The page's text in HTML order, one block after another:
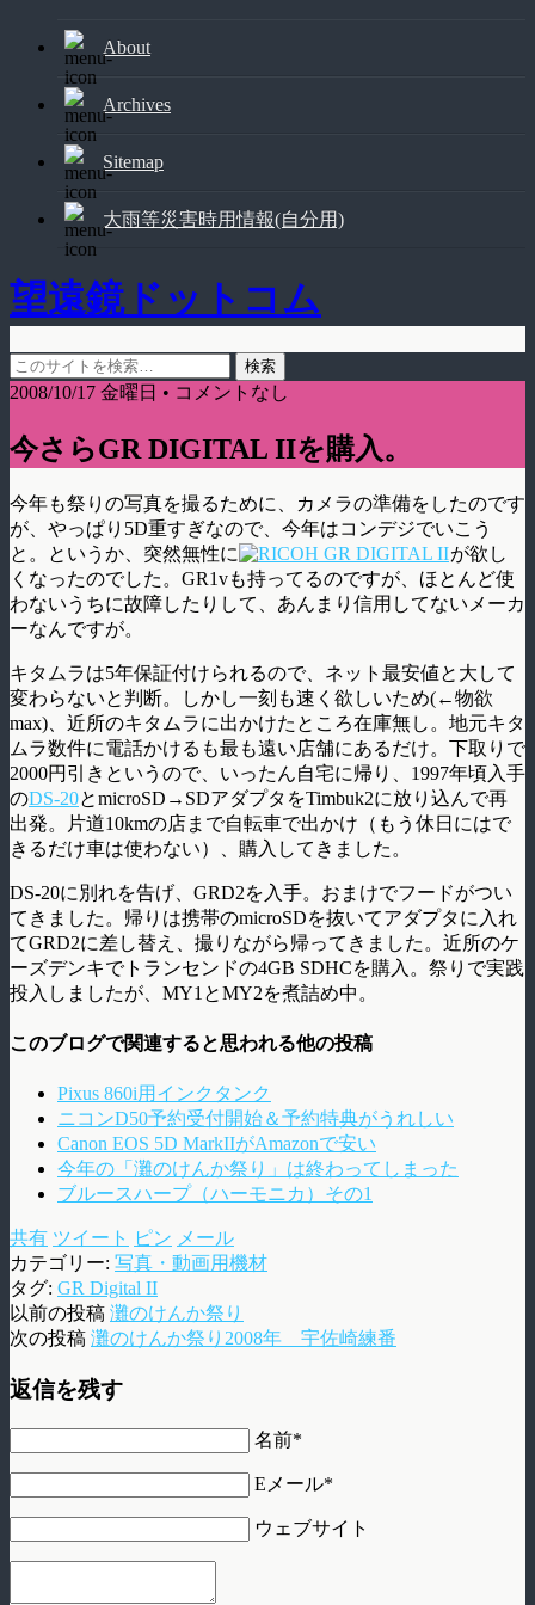
About
Archives
Sitemap
大雨等災害時用情報(自分用)
望遠鏡ドットコム
2008/10/17 金曜日 • コメントなし
今さらGR DIGITAL IIを購入。
今年も祭りの写真を撮るために、カメラの準備をしたのです
が、やっぱり5D重すぎなので、今年はコンデジでいこう
と。というか、突然無性に
が欲し
くなったのでした。GR1vも持ってるのですが、ほとんど使
わないうちに故障したりして、あんまり信用してないメーカ
ーなんですが。
キタムラは5年保証付けられるので、ネット最安値と大して
変わらないと判断。しかし一刻も速く欲しいため(←物欲
max)、近所のキタムラに出かけたところ在庫無し。地元キタ
ムラ数件に電話かけるも最も遠い店舗にあるだけ。下取りで
2000円引きというので、いったん自宅に帰り、1997年頃入手
のDS-20とmicroSD→SDアダプタをTimbuk2に放り込んで再
出発。片道10kmの店まで自転車で出かけ（もう休日にはで
きるだけ車は使わない）、購入してきました。
DS-20に別れを告げ、GRD2を入手。おまけでフードがつい
てきました。帰りは携帯のmicroSDを抜いてアダプタに入れ
てGRD2に差し替え、撮りながら帰ってきました。近所のケ
ーズデンキでトランセンドの4GB SDHCを購入。祭りで実践
投入しましたが、MY1とMY2を煮詰め中。
このブログで関連すると思われる他の投稿
Pixus 860i用インクタンク
ニコンD50予約受付開始＆予約特典がうれしい
Canon EOS 5D MarkIIがAmazonで安い
今年の「灘のけんか祭り」は終わってしまった
ブルースハープ（ハーモニカ）その1
共有 ツイート ピン メール
カテゴリー: 写真・動画用機材
タグ: GR Digital II
以前の投稿 灘のけんか祭り
次の投稿 灘のけんか祭り2008年 宇佐崎練番
返信を残す
名前*
Eメール*
ウェブサイト